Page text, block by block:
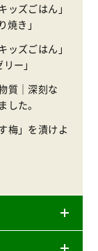
ズごはん」
き」
ズごはん」
ー」
質｜深刻な
した。
梅」を漬けよ